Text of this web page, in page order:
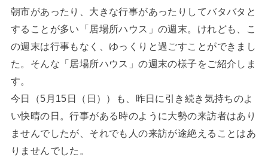
朝市があったり、大きな行事があったりしてバタバタと
することが多い「居場所ハウス」の週末。けれども、こ
の週末は行事もなく、ゆっくりと過ごすことができまし
た。そんな「居場所ハウス」の週末の様子をご紹介しま
す。
今日（5月15日（日））も、昨日に引き続き気持ちのよ
い快晴の日。行事がある時のように大勢の来訪者はあり
ませんでしたが、それでも人の来訪が途絶えることはあ
りませんでした。